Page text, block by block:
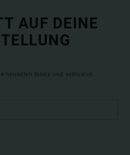
AUF DEINE
neuesten News und exklusive